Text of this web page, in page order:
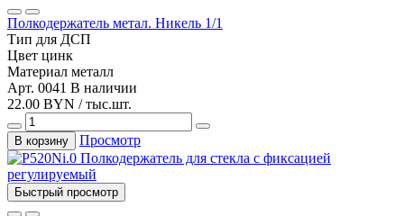
Полкодержатель метал. Никель 1/1
Тип для ДСП
Цвет цинк
Материал металл
Арт. 0041 В наличии
22.00 BYN / тыс.шт.
В корзину Просмотр
Быстрый просмотр